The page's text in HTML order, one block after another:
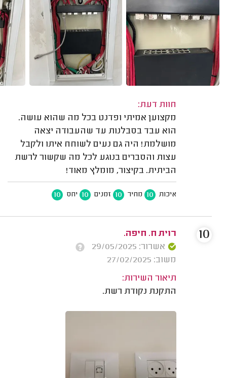
חוות דעת:
מקצוען אמיתי ופדנט בכל מה שהוא עושה.
הוא עבד בסבלנות עד שהעבודה יצאה
מושלמת! היה גם נעים לשוחח איתו ולקבל
עצות והסברים בנוגע לכל מה שקשור לרשת
הביתית. בקיצור, מומלץ מאוד!
איכות 10 מחיר 10 זמנים 10 יחס 10
רוית ח. חיפה.
אשרור: 29/05/2025
משוב: 27/02/2025
תיאור השירות:
התקנת נקודת רשת.
10